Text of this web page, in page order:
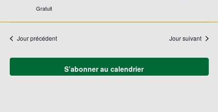
Gratuit
Jour précédent Jour suivant
S’abonner au calendrier